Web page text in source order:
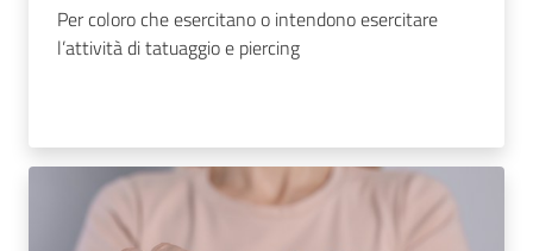
Per coloro che esercitano o intendono esercitare
l’attività di tatuaggio e piercing